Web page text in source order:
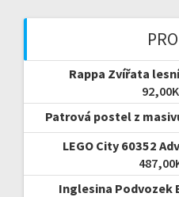
Rappa Zvířata
92,00
Patrová postel z
LEGO City 60352
487,00
Inglesina Podvozek